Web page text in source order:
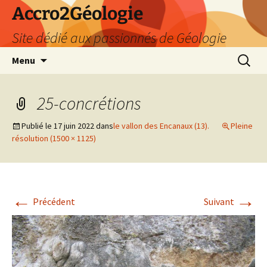
Accro2Géologie
Site dédié aux passionnés de Géologie
Menu
25-concrétions
Publié le 17 juin 2022dansle vallon des Encanaux (13).
Pleine
résolution (1500 × 1125)
← Précédent Suivant →